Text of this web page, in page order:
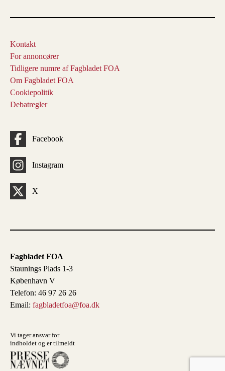
Fagbladet FOA
Staunings Plads 1-3
København V
Telefon: 46 97 26 26
Email: fagbladetfoa@foa.dk
Vi tager ansvar for
indholdet og er tilmeldt
Kontakt
For annoncører
Tidligere numre af Fagbladet FOA
Om Fagbladet FOA
Cookiepolitik
Debatregler
Facebook
Instagram
X